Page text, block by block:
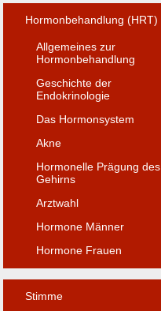
Hormonbehandlung (HRT)
Allgemeines zur
Hormonbehandlung
Geschichte der
Endokrinologie
Das Hormonsystem
Akne
Hormonelle Prägung des
Gehirns
Arztwahl
Hormone Männer
Hormone Frauen
Stimme